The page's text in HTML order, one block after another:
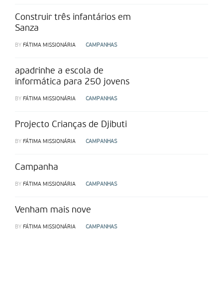
Construir três infantários em
Sanza
BY FÁTIMA MISSIONÁRIA CAMPANHAS
apadrinhe a escola de
informática para 250 jovens
BY FÁTIMA MISSIONÁRIA CAMPANHAS
Projecto Crianças de Djibuti
BY FÁTIMA MISSIONÁRIA CAMPANHAS
Campanha
BY FÁTIMA MISSIONÁRIA CAMPANHAS
Venham mais nove
BY FÁTIMA MISSIONÁRIA CAMPANHAS